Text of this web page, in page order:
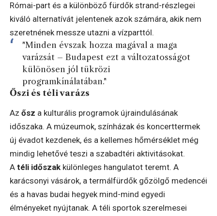
Római-part és a különböző fürdők strand-részlegei
kiváló alternatívát jelentenek azok számára, akik nem
szeretnének messze utazni a vízparttól.
"Minden évszak hozza magával a maga
varázsát – Budapest ezt a változatosságot
különösen jól tükrözi
programkínálatában."
Őszi és téli varázs
Az ősz a kulturális programok újraindulásának
időszaka. A múzeumok, színházak és koncerttermek
új évadot kezdenek, és a kellemes hőmérséklet még
mindig lehetővé teszi a szabadtéri aktivitásokat.
A téli időszak különleges hangulatot teremt. A
karácsonyi vásárok, a termálfürdők gőzölgő medencéi
és a havas budai hegyek mind-mind egyedi
élményeket nyújtanak. A téli sportok szerelmesei